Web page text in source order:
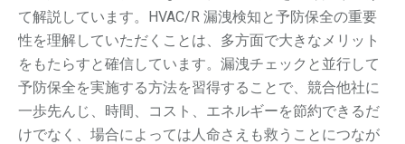
て解説しています。HVAC/R 漏洩検知と予防保全の重要
性を理解していただくことは、多方面で大きなメリット
をもたらすと確信しています。漏洩チェックと並行して
予防保全を実施する方法を習得することで、競合他社に
一歩先んじ、時間、コスト、エネルギーを節約できるだ
けでなく、場合によっては人命さえも救うことにつなが